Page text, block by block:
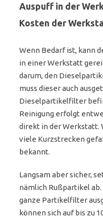
Auspuff in der
Kosten der
Wenn Bedarf ist, kann
in einer Werkstatt
darum, den
muss dieser auch
Dieselpartikelfilter
Reinigung erfolgt
direkt in der Werkstatt.
viele Kurzstrecken
bekannt.
Langsam aber sicher,
nämlich Rußpartikel
ganze Partikelfilter
können sich auf bis zu